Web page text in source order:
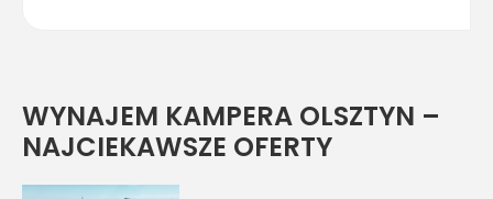
WYNAJEM KAMPERA OLSZTYN –
NAJCIEKAWSZE OFERTY